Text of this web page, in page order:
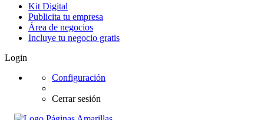
Kit Digital
Publicita tu empresa
Área de negocios
Incluye tu negocio gratis
Login
Configuración
Cerrar sesión